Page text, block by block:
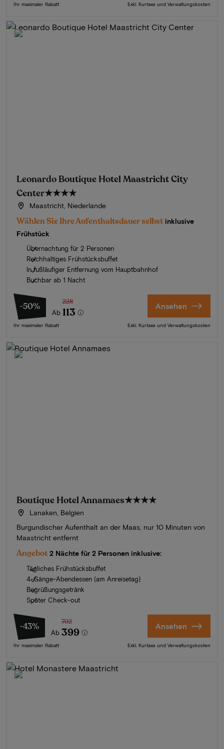
Ihr maximaler Rabatt Exkl. Kurtaxe und Verwaltungskosten
Leonardo Boutique Hotel Maastricht City
Center★★★★
Maastricht, Niederlande
Wählen Sie Ihre Aufenthaltsdauer selbst inklusive
Frühstück
Übernachtung für 2 Personen
Reichhaltiges Frühstücksbuffet
In fußläufiger Entfernung vom Hauptbahnhof
Buchbar ab 1 Nacht
-50%
Ab
228
113
Ihr maximaler Rabatt
Ansehen
Exkl. Kurtaxe und Verwaltungskosten
Boutique Hotel Annamaes★★★★
Lanaken, Belgien
Burgundischer Aufenthalt an der Maas, nur 10 Minuten von
Maastricht entfernt
Angebot 2 Nächte für 2 Personen inklusive:
Tägliches Frühstücksbuffet
4-Gänge-Abendessen (am Anreisetag)
Begrüßungsgetränk
Später Check-out
-43%
Ab
702
399
Ihr maximaler Rabatt
Ansehen
Exkl. Kurtaxe und Verwaltungskosten